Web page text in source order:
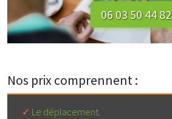
06 03 50 44 82
Nos prix comprennent :
Le déplacement.